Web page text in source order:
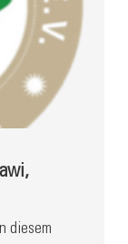
diesem